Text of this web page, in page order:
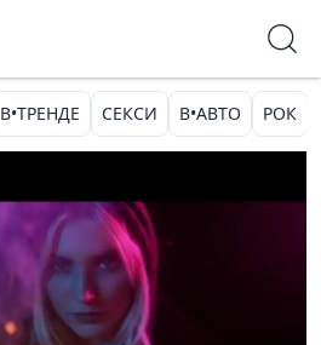
В•ТРЕНДЕ СЕКСИ В•АВТО РОК